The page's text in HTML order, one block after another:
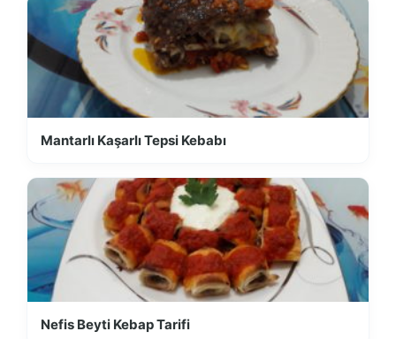
Mantarlı Kaşarlı Tepsi Kebabı
Nefis Beyti Kebap Tarifi